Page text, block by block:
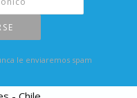
le enviaremos spam